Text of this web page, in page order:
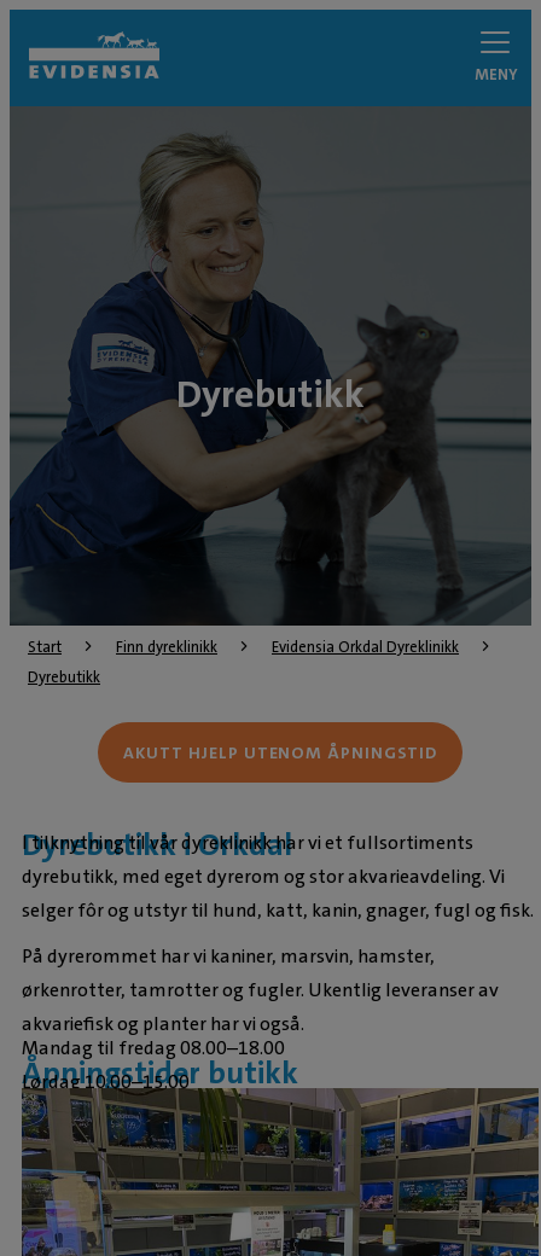
MENY
Dyrebutikk
Start Finn dyreklinikk
Evidensia Orkdal Dyreklinikk
Dyrebutikk
Dyrebutikk i Orkdal
I tilknytning til vår dyreklinikk har vi et fullsortiments
dyrebutikk, med eget dyrerom og stor akvarieavdeling. Vi
selger fôr og utstyr til hund, katt, kanin, gnager, fugl og fisk.
På dyrerommet har vi kaniner, marsvin, hamster,
ørkenrotter, tamrotter og fugler. Ukentlig leveranser av
akvariefisk og planter har vi også.
Åpningstider butikk
Mandag til fredag 08.00–18.00
Lørdag 10.00–15.00
AKUTT HJELP UTENOM ÅPNINGSTID